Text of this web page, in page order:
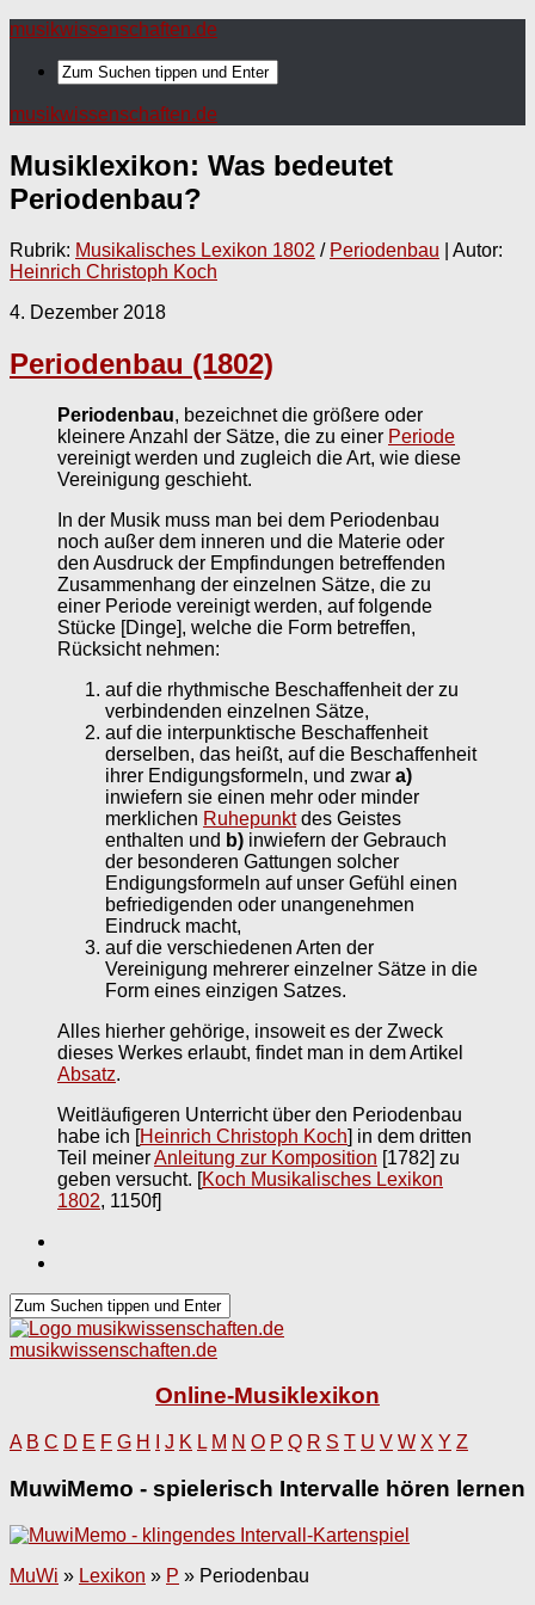
musikwissenschaften.de
musikwissenschaften.de
Musiklexikon: Was bedeutet
Periodenbau?
Rubrik: Musikalisches Lexikon 1802 / Periodenbau | Autor:
Heinrich Christoph Koch
4. Dezember 2018
Periodenbau (1802)
Periodenbau, bezeichnet die größere oder
kleinere Anzahl der Sätze, die zu einer Periode
vereinigt werden und zugleich die Art, wie diese
Vereinigung geschieht.
In der Musik muss man bei dem Periodenbau
noch außer dem inneren und die Materie oder
den Ausdruck der Empfindungen betreffenden
Zusammenhang der einzelnen Sätze, die zu
einer Periode vereinigt werden, auf folgende
Stücke [Dinge], welche die Form betreffen,
Rücksicht nehmen:
auf die rhythmische Beschaffenheit der zu
verbindenden einzelnen Sätze,
auf die interpunktische Beschaffenheit
derselben, das heißt, auf die Beschaffenheit
ihrer Endigungsformeln, und zwar a)
inwiefern sie einen mehr oder minder
merklichen Ruhepunktdes Geistes
enthalten und b) inwiefern der Gebrauch
der besonderen Gattungen solcher
Endigungsformeln auf unser Gefühl einen
befriedigenden oder unangenehmen
Eindruck macht,
auf die verschiedenen Arten der
Vereinigung mehrerer einzelner Sätze in die
Form eines einzigen Satzes.
Alles hierher gehörige, insoweit es der Zweck
dieses Werkes erlaubt, findet man in dem Artikel
Absatz.
Weitläufigeren Unterricht über den Periodenbau
habe ich [Heinrich Christoph Koch] in dem dritten
Teil meinerAnleitung zur Komposition [1782] zu
geben versucht. [Koch Musikalisches Lexikon
1802, 1150f]
musikwissenschaften.de
Online-Musiklexikon
A B C D E F G H J K L M N O P Q R S T U V W X Y Z
MuwiMemo - spielerisch Intervalle hören lernen
MuWi » Lexikon » P » Periodenbau